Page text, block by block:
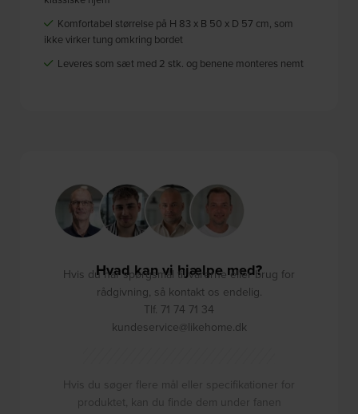
Komfortabel størrelse på H 83 x B 50 x D 57 cm, som
ikke virker tung omkring bordet
Leveres som sæt med 2 stk. og benene monteres nemt
Hvad kan vi hjælpe med?
Hvis du har spørgsmål til varerne eller brug for
rådgivning, så kontakt os endelig.
Tlf. 71 74 71 34
kundeservice@likehome.dk
Hvis du søger flere mål eller specifikationer for
produktet, kan du finde dem under fanen